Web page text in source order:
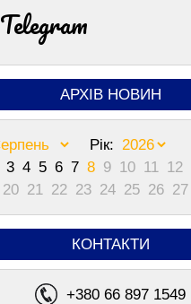
Telegram
АРХІВ НОВИН
Рік:
3 4 5 6 7 8 9 10 11 12
20 21 22 23 24 25 26 27
КОНТАКТИ
+380 66 897 1549